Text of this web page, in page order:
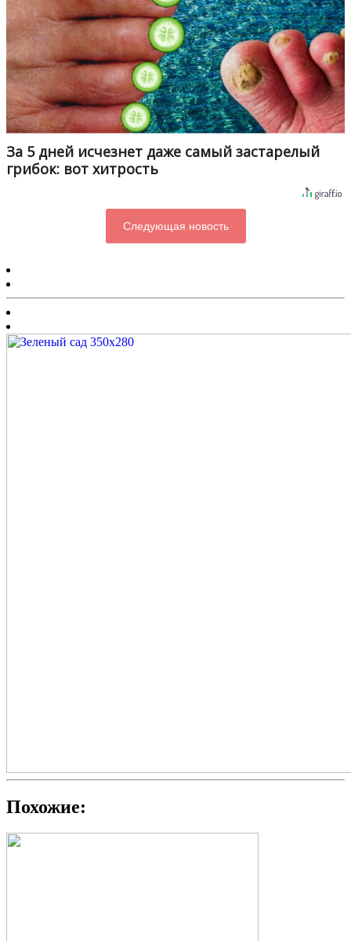
За 5 дней исчезнет даже самый застарелый
грибок: вот хитрость
Следующая новость
Похожие: